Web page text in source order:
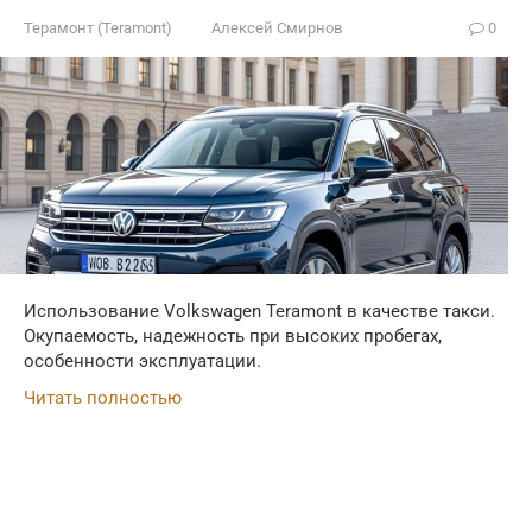
Терамонт (Teramont) Алексей Смирнов 0
Использование Volkswagen Teramont в качестве такси.
Окупаемость, надежность при высоких пробегах,
особенности эксплуатации.
Читать полностью